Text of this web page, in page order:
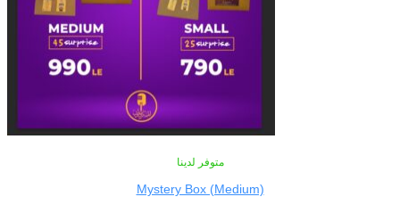
متوفر لدينا
Mystery Box (Medium)